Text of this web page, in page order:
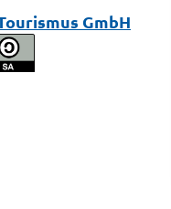
GmbH